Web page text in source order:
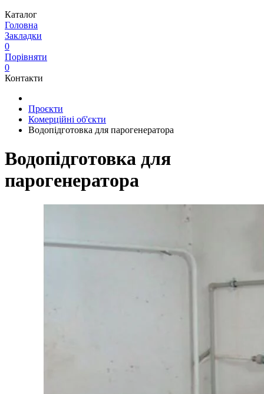
Каталог
Головна
Закладки
0
Порівняти
0
Контакти
Проєкти
Комерційні об'єкти
Водопідготовка для парогенератора
Водопідготовка для
парогенератора